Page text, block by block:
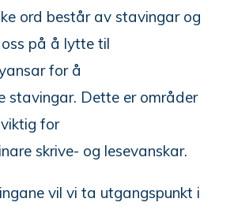
ord består av stavingar og
på å lytte til
for å
stavingar. Dette er områder
for
skrive- og lesevanskar.
vil vi ta utgangspunkt i